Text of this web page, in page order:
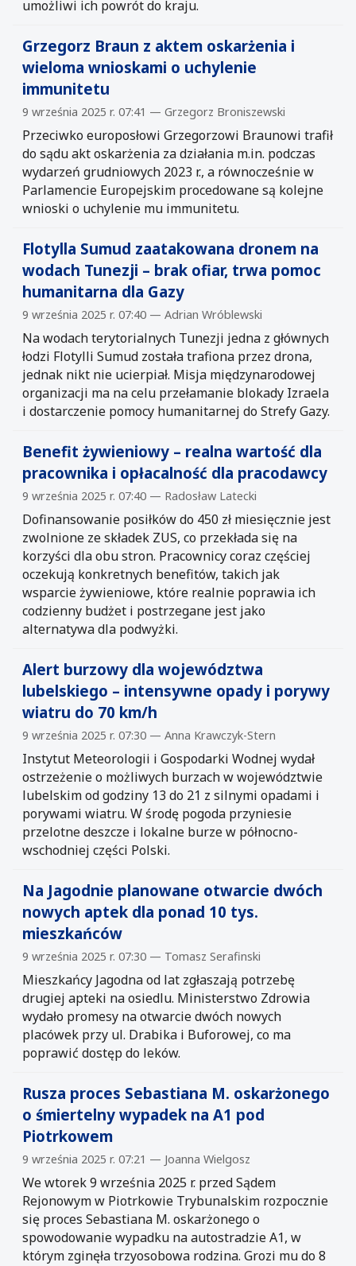
umożliwi ich powrót do kraju.
Grzegorz Braun z aktem oskarżenia i
wieloma wnioskami o uchylenie
immunitetu
9 września 2025 r. 07:41 — Grzegorz Broniszewski
Przeciwko europosłowi Grzegorzowi Braunowi trafił
do sądu akt oskarżenia za działania m.in. podczas
wydarzeń grudniowych 2023 r., a równocześnie w
Parlamencie Europejskim procedowane są kolejne
wnioski o uchylenie mu immunitetu.
Flotylla Sumud zaatakowana dronem na
wodach Tunezji – brak ofiar, trwa pomoc
humanitarna dla Gazy
9 września 2025 r. 07:40 — Adrian Wróblewski
Na wodach terytorialnych Tunezji jedna z głównych
łodzi Flotylli Sumud została trafiona przez drona,
jednak nikt nie ucierpiał. Misja międzynarodowej
organizacji ma na celu przełamanie blokady Izraela
i dostarczenie pomocy humanitarnej do Strefy Gazy.
Benefit żywieniowy – realna wartość dla
pracownika i opłacalność dla pracodawcy
9 września 2025 r. 07:40 — Radosław Latecki
Dofinansowanie posiłków do 450 zł miesięcznie jest
zwolnione ze składek ZUS, co przekłada się na
korzyści dla obu stron. Pracownicy coraz częściej
oczekują konkretnych benefitów, takich jak
wsparcie żywieniowe, które realnie poprawia ich
codzienny budżet i postrzegane jest jako
alternatywa dla podwyżki.
Alert burzowy dla województwa
lubelskiego – intensywne opady i porywy
wiatru do 70 km/h
9 września 2025 r. 07:30 — Anna Krawczyk-Stern
Instytut Meteorologii i Gospodarki Wodnej wydał
ostrzeżenie o możliwych burzach w województwie
lubelskim od godziny 13 do 21 z silnymi opadami i
porywami wiatru. W środę pogoda przyniesie
przelotne deszcze i lokalne burze w północno-
wschodniej części Polski.
Na Jagodnie planowane otwarcie dwóch
nowych aptek dla ponad 10 tys.
mieszkańców
9 września 2025 r. 07:30 — Tomasz Serafinski
Mieszkańcy Jagodna od lat zgłaszają potrzebę
drugiej apteki na osiedlu. Ministerstwo Zdrowia
wydało promesy na otwarcie dwóch nowych
placówek przy ul. Drabika i Buforowej, co ma
poprawić dostęp do leków.
Rusza proces Sebastiana M. oskarżonego
o śmiertelny wypadek na A1 pod
Piotrkowem
9 września 2025 r. 07:21 — Joanna Wielgosz
We wtorek 9 września 2025 r. przed Sądem
Rejonowym w Piotrkowie Trybunalskim rozpocznie
się proces Sebastiana M. oskarżonego o
spowodowanie wypadku na autostradzie A1, w
którym zginęła trzyosobowa rodzina. Grozi mu do 8